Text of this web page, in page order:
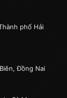
phố Hải
Đồng Nai